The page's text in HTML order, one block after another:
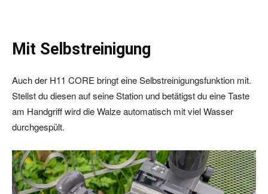
Mit Selbstreinigung
Auch der H11 CORE bringt eine Selbstreinigungsfunktion mit.
Stellst du diesen auf seine Station und betätigst du eine Taste
am Handgriff wird die Walze automatisch mit viel Wasser
durchgespült.